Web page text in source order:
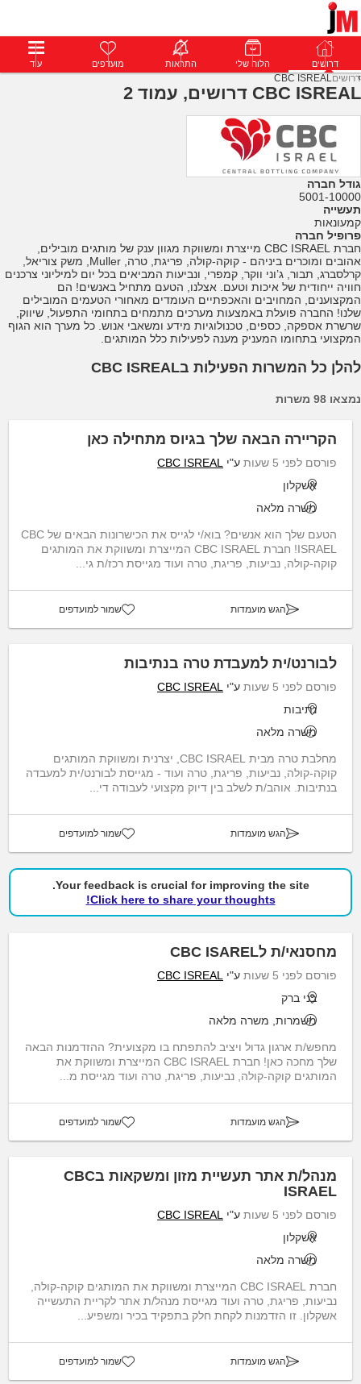
דרושים פרופילים הודעות פרימיום דרושים הלוח שלי התראות מועדפים עוד
דרושיםCBC ISREAL
CBC ISREAL דרושים, עמוד 2
גודל חברה
5001-10000
תעשייה
קמעונאות
פרופיל חברה
חברת CBC ISRAEL מייצרת ומשווקת מגוון ענק של מותגים מובילים,
אהובים ומוכרים ביניהם - קוקה-קולה, פריגת, טרה, Muller, משק צוריאל,
קרלסברג, תבור, ג’וני ווקר, קמפרי, ונביעות המביאים בכל יום למיליוני צרכנים
חוויה ייחודית של איכות וטעם. אצלנו, הטעם מתחיל באנשים! הם
המקצוענים, המחויבים והאכפתיים העומדים מאחורי הטעמים המובילים
שלנו! החברה פועלת באמצעות מערכים מתמחים בתחומי התפעול, שיווק,
שרשרת אספקה, כספים, טכנולוגיות מידע ומשאבי אנוש. כל מערך הוא הגוף
המקצועי בתחומו המעניק מענה לפעילות כלל המותגים.
להלן כל המשרות הפעילות בCBC ISREAL
נמצאו 98 משרות
הקריירה הבאה שלך בגיוס מתחילה כאן
פורסם לפני 5 שעות ע"י
CBC ISREAL
אשקלון
משרה מלאה
הטעם שלך הוא אנשים? בוא/י לגייס את הכישרונות הבאים של CBC
ISRAEL! חברת CBC ISRAEL המייצרת ומשווקת את המותגים
קוקה-קולה, נביעות, פריגת, טרה ועוד מגייסת רכז/ת גי...
הגש מועמדות שמור למועדפים
לבורנט/ית למעבדת טרה בנתיבות
פורסם לפני 5 שעות ע"י
CBC ISREAL
נתיבות
משרה מלאה
מחלבת טרה מבית CBC ISRAEL, יצרנית ומשווקת המותגים
קוקה-קולה, נביעות, פריגת, טרה ועוד - מגייסת לבורנט/ית למעבדה
בנתיבות. אוהב/ת לשלב בין דיוק מקצועי לעבודה די...
הגש מועמדות שמור למועדפים
Your feedback is crucial for improving the site.
Click here to share your thoughts!
מחסנאי/ת לCBC ISAREL
פורסם לפני 5 שעות ע"י
CBC ISREAL
בני ברק
משמרות, משרה מלאה
מחפש/ת ארגון גדול ויציב להתפתח בו מקצועית? ההזדמנות הבאה
שלך מחכה כאן! חברת CBC ISRAEL המייצרת ומשווקת את
המותגים קוקה-קולה, נביעות, פריגת, טרה ועוד מגייסת מ...
הגש מועמדות שמור למועדפים
מנהל/ת אתר תעשיית מזון ומשקאות בCBC
ISRAEL
פורסם לפני 5 שעות ע"י
CBC ISREAL
אשקלון
משרה מלאה
חברת CBC ISRAEL המייצרת ומשווקת את המותגים קוקה-קולה,
נביעות, פריגת, טרה ועוד מגייסת מנהל/ת אתר לקריית התעשייה
אשקלון. זו הזדמנות לקחת חלק בתפקיד בכיר ומשפיע...
הגש מועמדות שמור למועדפים